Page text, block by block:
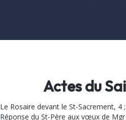
Actes du
Le Rosaire devant le St-Sacrement, 4
Réponse du St-Père aux vœux de